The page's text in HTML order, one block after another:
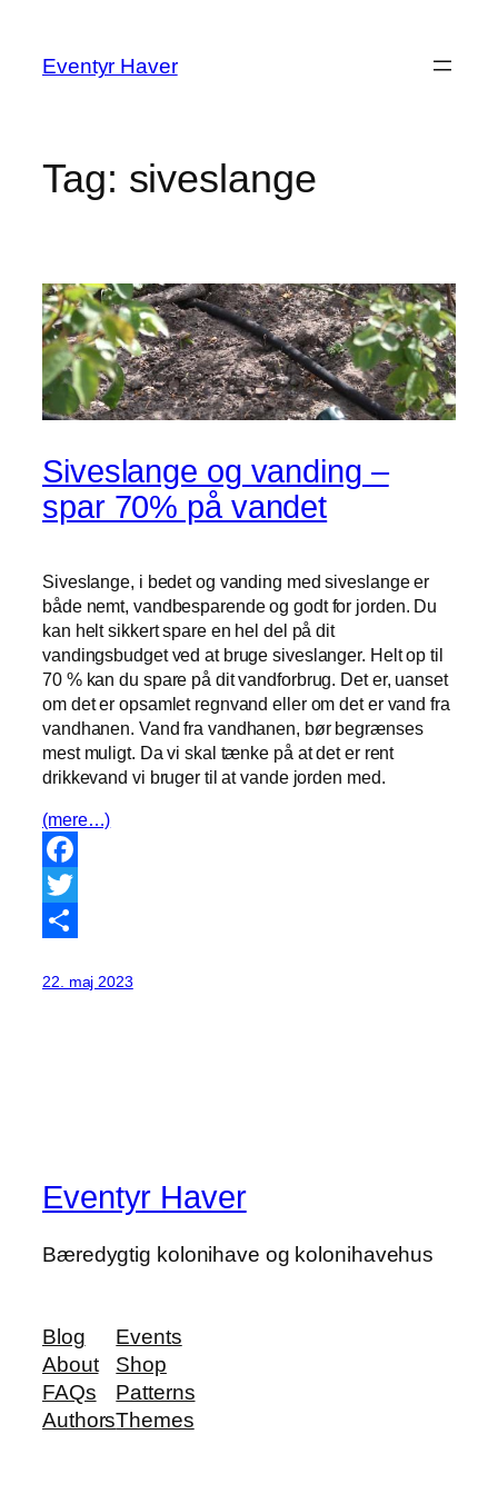
indhold
Eventyr Haver
Tag: siveslange
Siveslange og vanding –
spar 70% på vandet
Siveslange, i bedet og vanding med siveslange er
både nemt, vandbesparende og godt for jorden. Du
kan helt sikkert spare en hel del på dit
vandingsbudget ved at bruge siveslanger. Helt op til
70 % kan du spare på dit vandforbrug. Det er, uanset
om det er opsamlet regnvand eller om det er vand fra
vandhanen. Vand fra vandhanen, bør begrænses
mest muligt. Da vi skal tænke på at det er rent
drikkevand vi bruger til at vande jorden med.
(mere…)
Facebook
Twitter
22. maj 2023
Eventyr Haver
Bæredygtig kolonihave og kolonihavehus
Blog
About
FAQs
Authors
Events
Shop
Patterns
Themes